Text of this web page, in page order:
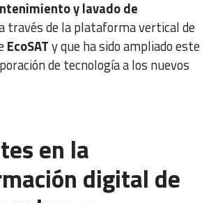
y lavado de
través de la plataforma vertical de
EcoSATy que ha sido ampliado este
de tecnología a los nuevos
en la
digital de